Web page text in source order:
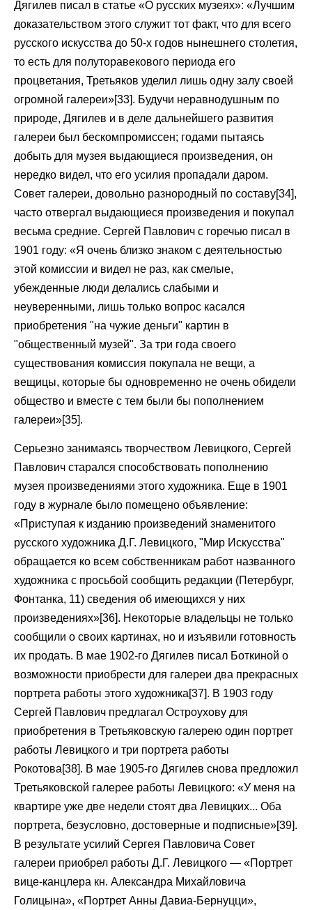
Дягилев писал в статье «О русских музеях»: «Лучшим
доказательством этого служит тот факт, что для всего
русского искусства до 50-х годов нынешнего столетия,
то есть для полуторавекового периода его
процветания, Третьяков уделил лишь одну залу своей
огромной галереи»[33]. Будучи неравнодушным по
природе, Дягилев и в деле дальнейшего развития
галереи был бескомпромиссен; годами пытаясь
добыть для музея выдающиеся произведения, он
нередко видел, что его усилия пропадали даром.
Совет галереи, довольно разнородный по составу[34],
часто отвергал выдающиеся произведения и покупал
весьма средние. Сергей Павлович с горечью писал в
1901 году: «Я очень близко знаком с деятельностью
этой комиссии и видел не раз, как смелые,
убежденные люди делались слабыми и
неуверенными, лишь только вопрос касался
приобретения "на чужие деньги" картин в
"общественный музей". За три года своего
существования комиссия покупала не вещи, а
вещицы, которые бы одновременно не очень обидели
общество и вместе с тем были бы пополнением
галереи»[35].
Серьезно занимаясь творчеством Левицкого, Сергей
Павлович старался способствовать пополнению
музея произведениями этого художника. Еще в 1901
году в журнале было помещено объявление:
«Приступая к изданию произведений знаменитого
русского художника Д.Г. Левицкого, "Мир Искусства"
обращается ко всем собственникам работ названного
художника с просьбой сообщить редакции (Петербург,
Фонтанка, 11) сведения об имеющихся у них
произведениях»[36]. Некоторые владельцы не только
сообщили о своих картинах, но и изъявили готовность
их продать. В мае 1902-го Дягилев писал Боткиной о
возможности приобрести для галереи два прекрасных
портрета работы этого художника[37]. В 1903 году
Сергей Павлович предлагал Остроухову для
приобретения в Третьяковскую галерею один портрет
работы Левицкого и три портрета работы
Рокотова[38]. В мае 1905-го Дягилев снова предложил
Третьяковской галерее работы Левицкого: «У меня на
квартире уже две недели стоят два Левицких... Оба
портрета, безусловно, достоверные и подписные»[39].
В результате усилий Сергея Павловича Совет
галереи приобрел работы Д.Г. Левицкого — «Портрет
вице-канцлера кн. Александра Михайловича
Голицына», «Портрет Анны Давиа-Бернуцци»,